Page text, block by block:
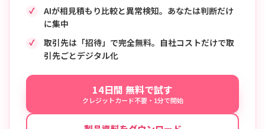
AIが相見積もり比較と異常検知。あなたは判断だけ
に集中
取引先は「招待」で完全無料。自社コストだけで取
引先ごとデジタル化
14日間 無料で試す
クレジットカード不要・1分で開始